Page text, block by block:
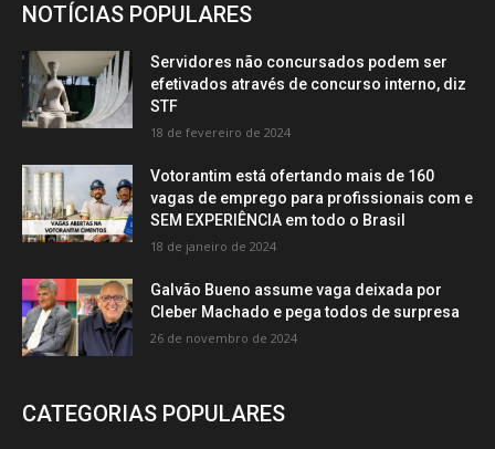
NOTÍCIAS POPULARES
Servidores não concursados podem ser
efetivados através de concurso interno, diz
STF
18 de fevereiro de 2024
Votorantim está ofertando mais de 160
vagas de emprego para profissionais com e
SEM EXPERIÊNCIA em todo o Brasil
18 de janeiro de 2024
Galvão Bueno assume vaga deixada por
Cleber Machado e pega todos de surpresa
26 de novembro de 2024
CATEGORIAS POPULARES